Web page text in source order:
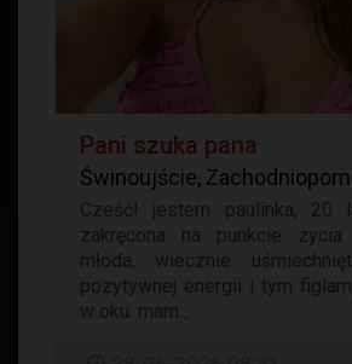
Pani szuka pana
Świnoujście,
Cześć! jestem paulinka, 20
zakręcona na punkcie życia
młoda, wiecznie
pozytywnej energii i tym
w oku. mam...